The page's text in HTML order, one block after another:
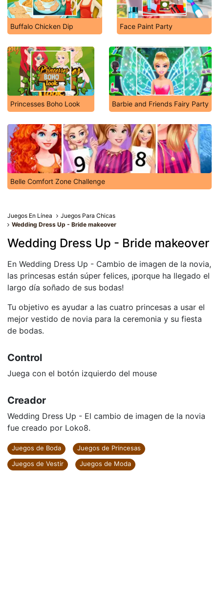
Buffalo Chicken Dip Face Paint Party
Princesses Boho Look Barbie and Friends Fairy Party
Belle Comfort Zone Challenge
Juegos En Línea
Juegos Para Chicas
Wedding Dress Up - Bride makeover
Wedding Dress Up - Bride makeover
En Wedding Dress Up - Cambio de imagen de la novia,
las princesas están súper felices, ¡porque ha llegado el
largo día soñado de sus bodas!
Tu objetivo es ayudar a las cuatro princesas a usar el
mejor vestido de novia para la ceremonia y su fiesta
de bodas.
Control
Juega con el botón izquierdo del mouse
Creador
Wedding Dress Up - El cambio de imagen de la novia
fue creado por Loko8.
Juegos de Boda
Juegos de Princesas
Juegos de Vestir
Juegos de Moda